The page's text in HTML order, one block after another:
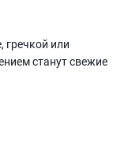
или
станут свежие